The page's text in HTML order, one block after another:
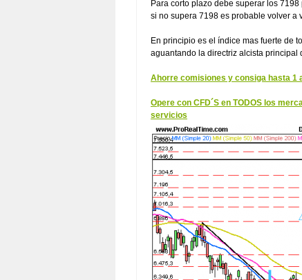
Para corto plazo debe superar los
si no supera 7198 es probable volver a
En principio es el índice mas fuerte de
aguantando la directriz alcista principal
Ahorre comisiones y consiga hasta 1
Opere con CFD´S en TODOS los
servicios